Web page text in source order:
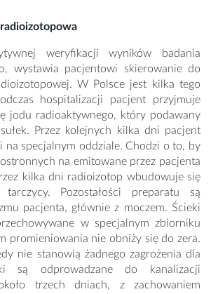
weryfikacji wyników badania
wystawia pacjentowi skierowanie do
W Polsce jest kilka tego
hospitalizacji pacjent przyjmuje
jodu radioaktywnego, który podawany
Przez kolejnych kilka dni pacjent
na specjalnym oddziale. Chodzi o to, by
na emitowane przez pacjenta
kilka dni radioizotop wbudowuje się
Pozostałości preparatu są
pacjenta, głównie z moczem. Ścieki
w specjalnym zbiorniku
promieniowania nie obniży się do zera.
nie stanowią żadnego zagrożenia dla
są odprowadzane do kanalizacji
trzech dniach, z zachowaniem